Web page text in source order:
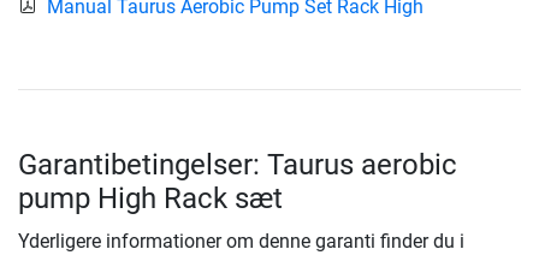
Manual Taurus Aerobic Pump Set Rack High
Garantibetingelser: Taurus aerobic
pump High Rack sæt
Yderligere informationer om denne garanti finder du i